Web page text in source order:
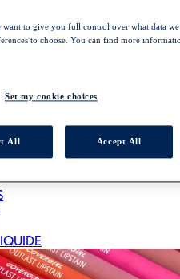
to give you full control over what data
to choose. You can find more
Set my cookie choices
All Accept All